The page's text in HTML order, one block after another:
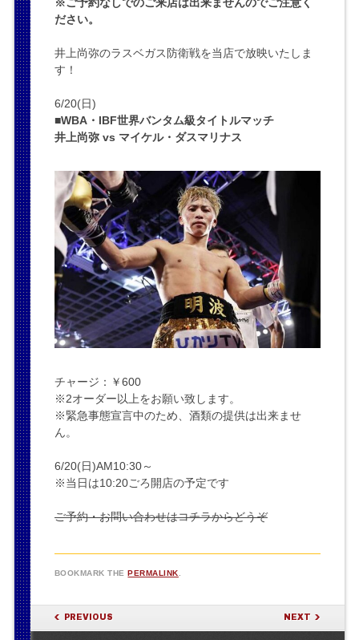
ださい。
井上尚弥のラスベガス防衛戦を当店で放映いたしま
す！
6/20(日)
■WBA・IBF世界バンタム級タイトルマッチ
井上尚弥 vs マイケル・ダスマリナス
チャージ：￥600
※2オーダー以上をお願い致します。
※緊急事態宣言中のため、酒類の提供は出来ませ
ん。
6/20(日)AM10:30～
※当日は10:20ごろ開店の予定です
ご予約・お問い合わせはコチラからどうぞ
BOOKMARK THEPERMALINK
POST NAVIGATION
PREVIOUS NEXT